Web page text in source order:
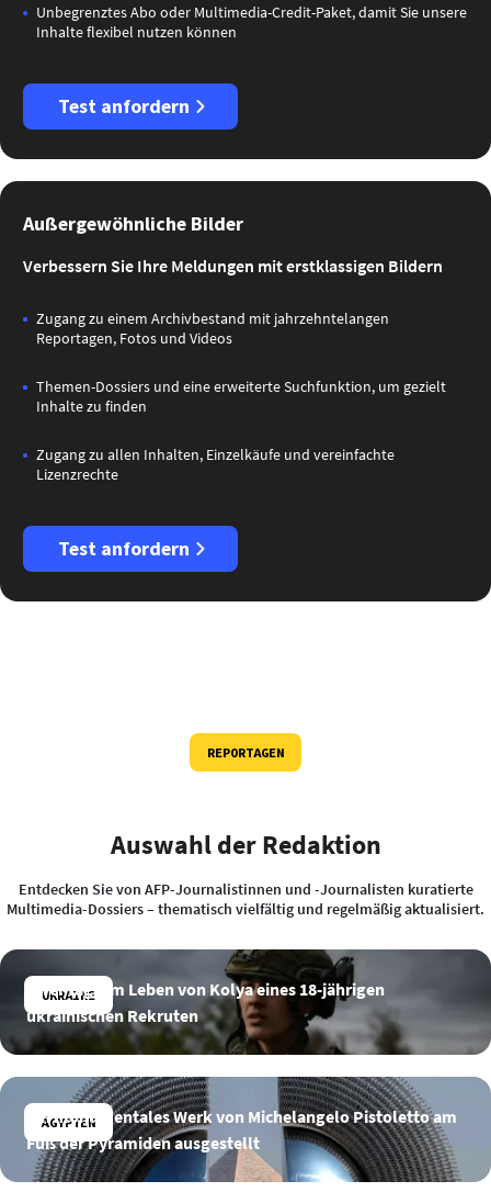
Unbegrenztes Abo oder Multimedia-Credit-Paket, damit Sie unsere
Inhalte flexibel nutzen können
Test anfordern
Außergewöhnliche Bilder
Verbessern Sie Ihre Meldungen mit erstklassigen Bildern
Zugang zu einem Archivbestand mit jahrzehntelangen
Reportagen, Fotos und Videos
Themen-Dossiers und eine erweiterte Suchfunktion, um gezielt
Inhalte zu finden
Zugang zu allen Inhalten, Einzelkäufe und vereinfachte
Lizenzrechte
Test anfordern
REPORTAGEN
Auswahl der Redaktion
Entdecken Sie von AFP-Journalistinnen und -Journalisten kuratierte
Multimedia-Dossiers – thematisch vielfältig und regelmäßig aktualisiert.
UKRAINE
Zwei Tage im Leben von Kolya eines 18-jährigen
ukrainischen Rekruten
ÄGYPTEN
Ein monumentales Werk von Michelangelo Pistoletto am
Fuß der Pyramiden ausgestellt